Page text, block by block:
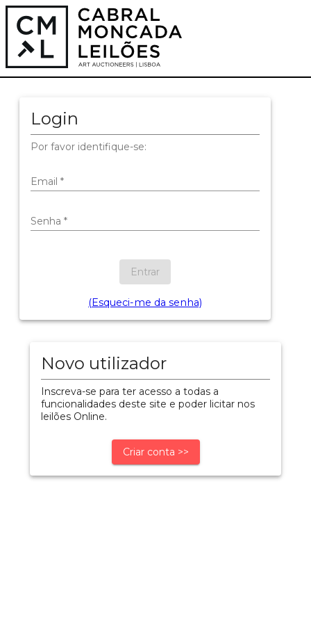
Login
Por favor identifique-se:
Email *
Senha *
Entrar
(Esqueci-me da senha)
Novo utilizador
Inscreva-se para ter acesso a todas a
funcionalidades deste site e poder licitar nos
leilões Online.
Criar conta >>